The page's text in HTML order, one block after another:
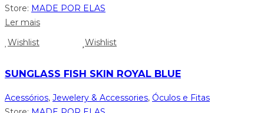
Store: MADE POR ELAS
Ler mais
Wishlist
Wishlist
SUNGLASS FISH SKIN ROYAL BLUE
Acessórios, Jewelery & Accessories, Óculos e Fitas